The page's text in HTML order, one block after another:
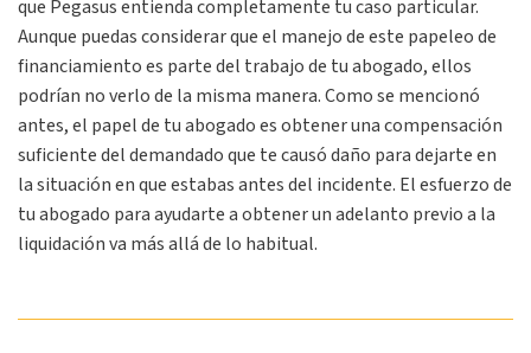
que Pegasus entienda completamente tu caso particular.
Aunque puedas considerar que el manejo de este papeleo de
financiamiento es parte del trabajo de tu abogado, ellos
podrían no verlo de la misma manera. Como se mencionó
antes, el papel de tu abogado es obtener una compensación
suficiente del demandado que te causó daño para dejarte en
la situación en que estabas antes del incidente. El esfuerzo de
tu abogado para ayudarte a obtener un adelanto previo a la
liquidación va más allá de lo habitual.